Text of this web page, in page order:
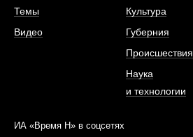
Темы
Видео
Культура
Губерния
Происшествия
Наука
и технологии
ИА «Время Н» в соцсетях